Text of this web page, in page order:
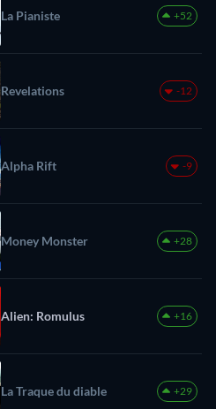
La Pianiste +52
Revelations -12
Alpha Rift -9
Money Monster +28
Alien: Romulus +16
La Traque du diable +29